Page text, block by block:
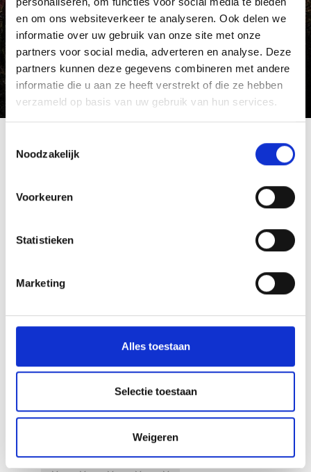
en om ons websiteverkeer te analyseren. Ook delen we
informatie over uw gebruik van onze site met onze
partners voor social media, adverteren en analyse. Deze
partners kunnen deze gegevens combineren met andere
informatie die u aan ze heeft verstrekt of die ze hebben
verzameld op basis van uw gebruik van hun services.
Noodzakelijk
Voorkeuren
Statistieken
Marketing
Alles toestaan
Selectie toestaan
Weigeren
Meer weten
Ontdek geschikte culturele
evenementen in het Vinschgau
vallei
gefunden
nur Highlights anzeigen
Galerie Karte